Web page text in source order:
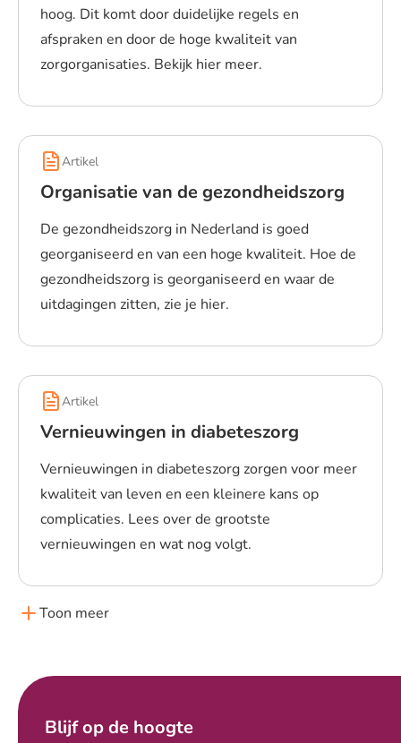
hoog. Dit komt door duidelijke regels en
afspraken en door de hoge kwaliteit van
zorgorganisaties. Bekijk hier meer.
Lees meer over Kwaliteit van diabeteszorg
Artikel
Organisatie van de gezondheidszorg
De gezondheidszorg in Nederland is goed
georganiseerd en van een hoge kwaliteit. Hoe de
gezondheidszorg is georganiseerd en waar de
uitdagingen zitten, zie je hier.
Lees meer over Organisatie van de gezondheidszorg
Artikel
Vernieuwingen in diabeteszorg
Vernieuwingen in diabeteszorg zorgen voor meer
kwaliteit van leven en een kleinere kans op
complicaties. Lees over de grootste
vernieuwingen en wat nog volgt.
Lees meer over Vernieuwingen in diabeteszorg
Toon meer
Blijf op de hoogte